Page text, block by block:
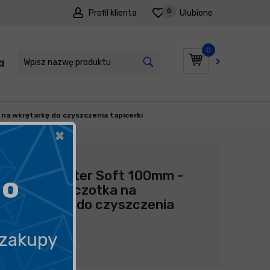
Profil klienta Ulubione
0
0
PROMOCJE
wkrętarkę do czyszczenia tapicerki
Producent: ADBL
ADBL Twister Soft 100mm -
okrągła szczotka na
wkrętarkę do czyszczenia
tapicerki
36,90
×